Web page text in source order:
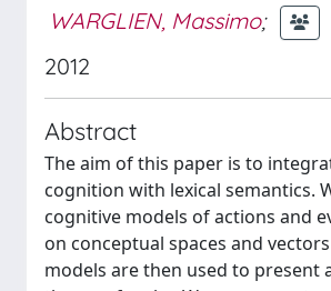
WARGLIEN, Massimo;
2012
Abstract
The aim of this paper is to
cognition with lexical semantics.
cognitive models of actions and
on conceptual spaces and
models are then used to present